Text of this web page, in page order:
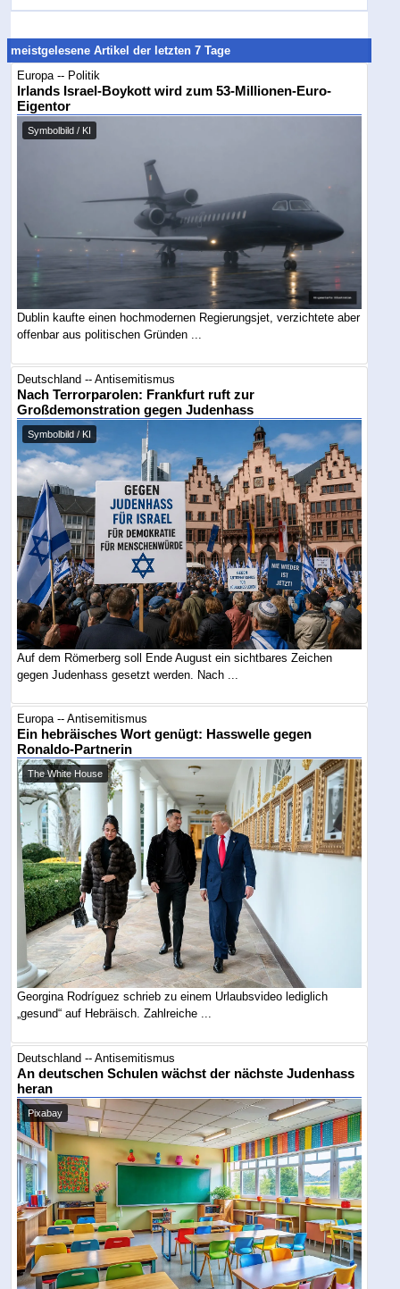
meistgelesene Artikel der letzten 7 Tage
Europa -- Politik
Irlands Israel-Boykott wird zum 53-Millionen-Euro-
Eigentor
Symbolbild / KI
Dublin kaufte einen hochmodernen Regierungsjet, verzichtete aber
offenbar aus politischen Gründen ...
Deutschland -- Antisemitismus
Nach Terrorparolen: Frankfurt ruft zur
Großdemonstration gegen Judenhass
Symbolbild / KI
Auf dem Römerberg soll Ende August ein sichtbares Zeichen
gegen Judenhass gesetzt werden. Nach ...
Europa -- Antisemitismus
Ein hebräisches Wort genügt: Hasswelle gegen
Ronaldo-Partnerin
The White House
Georgina Rodríguez schrieb zu einem Urlaubsvideo lediglich
„gesund“ auf Hebräisch. Zahlreiche ...
Deutschland -- Antisemitismus
An deutschen Schulen wächst der nächste Judenhass
heran
Pixabay